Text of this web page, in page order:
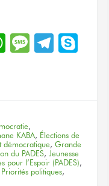
WhatsApp
Message
,
KABA, Élections de
démocratique, Grande
du PADES, Jeunesse
pour l’Espoir (PADES),
Priorités politiques,